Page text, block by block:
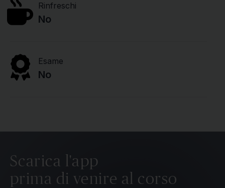
Rinfreschi
No
Esame
No
Scarica l'app
prima di venire al corso